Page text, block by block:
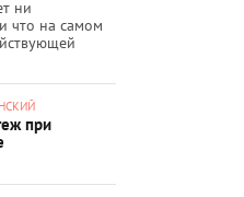
ни
что на самом
при